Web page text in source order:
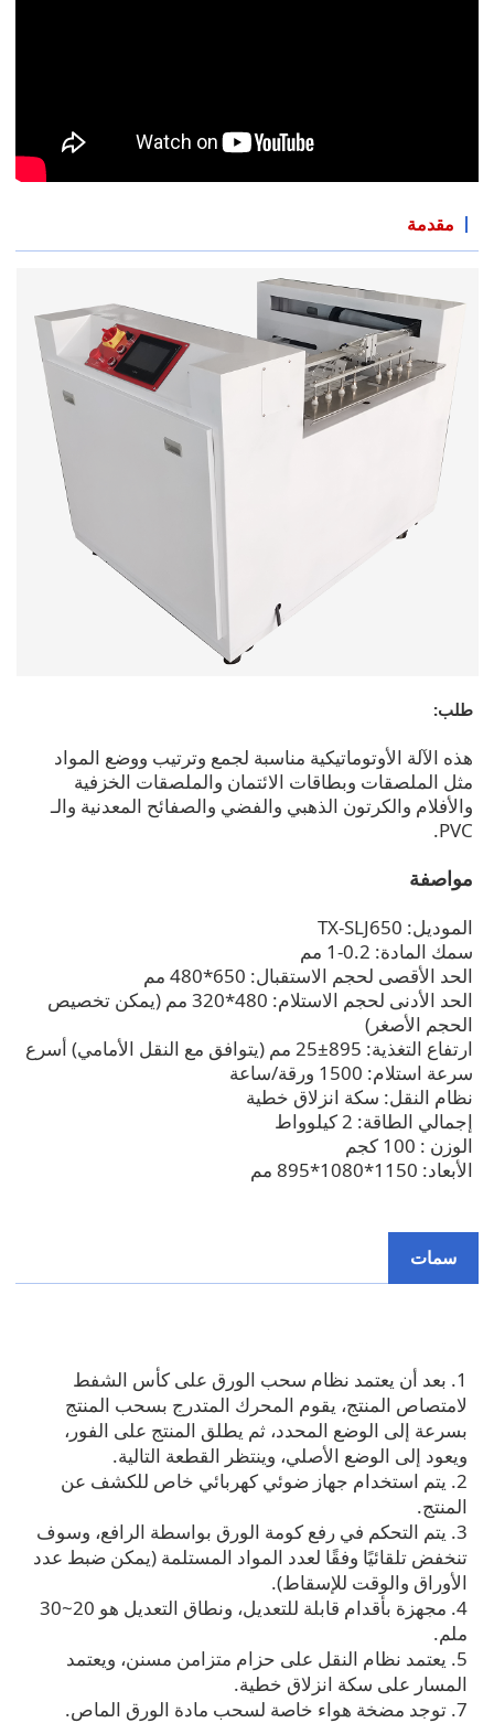
مقدمة
طلب:
هذه الآلة الأوتوماتيكية مناسبة لجمع وترتيب ووضع المواد
مثل الملصقات وبطاقات الائتمان والملصقات الخزفية
والأفلام والكرتون الذهبي والفضي والصفائح المعدنية والـ
PVC.
مواصفة
الموديل: TX-SLJ650
سمك المادة: 0.2-1 مم
الحد الأقصى لحجم الاستقبال: 650*480 مم
الحد الأدنى لحجم الاستلام: 480*320 مم (يمكن تخصيص
الحجم الأصغر)
ارتفاع التغذية: 895±25 مم (يتوافق مع النقل الأمامي) أسرع
سرعة استلام: 1500 ورقة/ساعة
نظام النقل: سكة انزلاق خطية
إجمالي الطاقة: 2 كيلوواط
الوزن : 100 كجم
الأبعاد: 1150*1080*895 مم
سمات
1. بعد أن يعتمد نظام سحب الورق على كأس الشفط
لامتصاص المنتج، يقوم المحرك المتدرج بسحب المنتج
بسرعة إلى الوضع المحدد، ثم يطلق المنتج على الفور،
ويعود إلى الوضع الأصلي، وينتظر القطعة التالية.
2. يتم استخدام جهاز ضوئي كهربائي خاص للكشف عن
المنتج.
3. يتم التحكم في رفع كومة الورق بواسطة الرافع، وسوف
تنخفض تلقائيًا وفقًا لعدد المواد المستلمة (يمكن ضبط عدد
الأوراق والوقت للإسقاط).
4. مجهزة بأقدام قابلة للتعديل، ونطاق التعديل هو 20~30
ملم.
5. يعتمد نظام النقل على حزام متزامن مسنن، ويعتمد
المسار على سكة انزلاق خطية.
7. توجد مضخة هواء خاصة لسحب مادة الورق الماص.